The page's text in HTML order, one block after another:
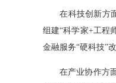
在科技创新方面
组建“科学家+工程
金融服务“硬科技”
在产业协作方面